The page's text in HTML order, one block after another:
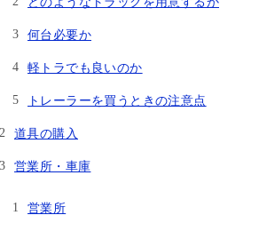
何台必要か
軽トラでも良いのか
トレーラーを買うときの注意点
道具の購入
営業所・車庫
営業所